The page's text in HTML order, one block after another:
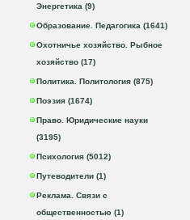
Энергетика (9)
Образование. Педагогика (1641)
Охотничье хозяйство. Рыбное
хозяйство (17)
Политика. Политология (875)
Поэзия (1674)
Право. Юридические науки
(3195)
Психология (5012)
Путеводители (1)
Реклама. Связи с
общественностью (1)